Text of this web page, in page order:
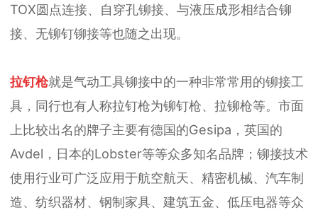
TOX圆点连接、自穿孔铆接、与液压成形相结合铆
接、无铆钉铆接等也随之出现。
拉钉枪就是气动工具铆接中的一种非常常用的铆接工
具，同行也有人称拉钉枪为铆钉枪、拉铆枪等。市面
上比较出名的牌子主要有德国的Gesipa，英国的
Avdel，日本的Lobster等等众多知名品牌；铆接技术
使用行业可广泛应用于航空航天、精密机械、汽车制
造、纺织器材、钢制家具、建筑五金、低压电器等众